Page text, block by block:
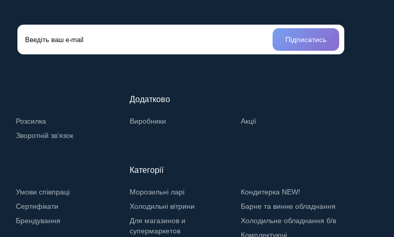
Підписатись
Розсилка
Зворотній зв’язок
Додатково
Виробники Акції
Умови співпраці
Сертифікати
Брендування
Категорії
Морозильні ларі
Холодильні вітрини
Для магазинов и
супермаркетов
Кондитерка NEW!
Барне та винне обладнання
Холодильне обладнання б/в
Комплектуючі